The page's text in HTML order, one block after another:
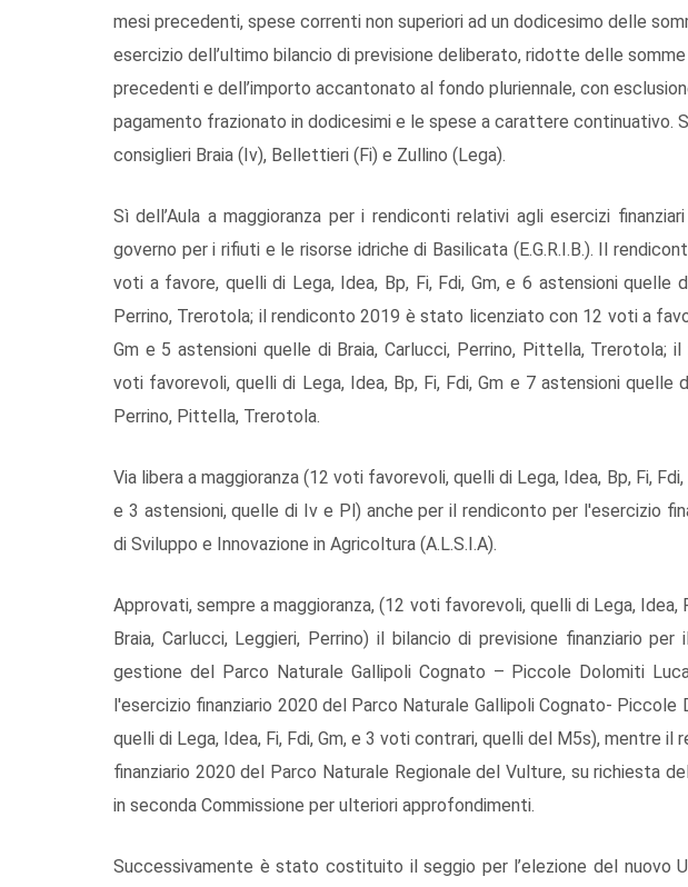
mesi precedenti, spese correnti non superiori ad un dodicesimo delle
esercizio dell’ultimo bilancio di previsione deliberato, ridotte delle
precedenti e dell’importo accantonato al fondo pluriennale, con
pagamento frazionato in dodicesimi e le spese a carattere continuativo.
consiglieri Braia (Iv), Bellettieri (Fi) e Zullino (Lega).
Sì dell’Aula a maggioranza per i rendiconti relativi agli esercizi
governo per i rifiuti e le risorse idriche di Basilicata (E.G.R.I.B.). Il
voti a favore, quelli di Lega, Idea, Bp, Fi, Fdi, Gm, e 6 astensioni quelle
Perrino, Trerotola; il rendiconto 2019 è stato licenziato con 12 voti a
Gm e 5 astensioni quelle di Braia, Carlucci, Perrino, Pittella, Trerotola;
voti favorevoli, quelli di Lega, Idea, Bp, Fi, Fdi, Gm e 7 astensioni quelle
Perrino, Pittella, Trerotola.
Via libera a maggioranza (12 voti favorevoli, quelli di Lega, Idea, Bp, Fi,
e 3 astensioni, quelle di Iv e Pl) anche per il rendiconto per l'esercizio
di Sviluppo e Innovazione in Agricoltura (A.L.S.I.A).
Approvati, sempre a maggioranza, (12 voti favorevoli, quelli di Lega, Idea,
Braia, Carlucci, Leggieri, Perrino) il bilancio di previsione finanziario
gestione del Parco Naturale Gallipoli Cognato – Piccole Dolomiti
l'esercizio finanziario 2020 del Parco Naturale Gallipoli Cognato-
quelli di Lega, Idea, Fi, Fdi, Gm, e 3 voti contrari, quelli del M5s), mentre
finanziario 2020 del Parco Naturale Regionale del Vulture, su richiesta
in seconda Commissione per ulteriori approfondimenti.
Successivamente è stato costituito il seggio per l’elezione del nuovo